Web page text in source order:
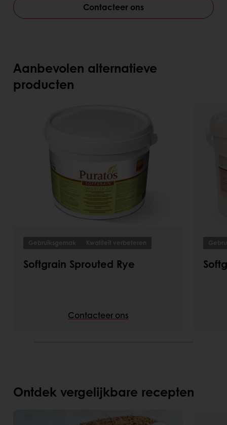
Contacteer ons
Aanbevolen alternatieve
producten
Gebruiksgemak Kwaliteit verbeteren
Softgrain Sprouted Rye
Contacteer ons
Ontdek vergelijkbare recepten